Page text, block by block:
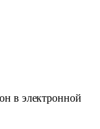
в электронной